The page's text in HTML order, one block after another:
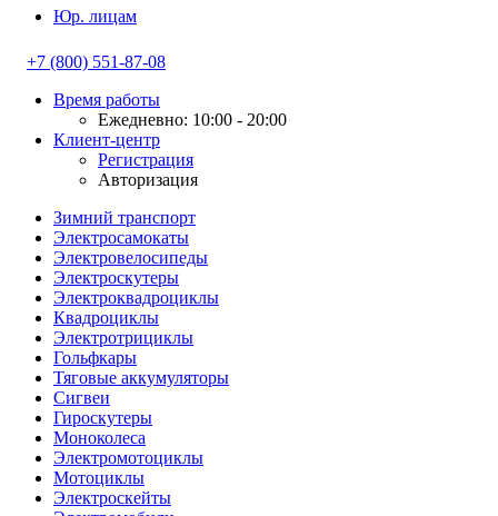
Юр. лицам
+7 (800) 551-87-08
Время работы
Ежедневно: 10:00 - 20:00
Клиент-центр
Регистрация
Авторизация
Зимний транспорт
Электросамокаты
Электровелосипеды
Электроскутеры
Электроквадроциклы
Квадроциклы
Электротрициклы
Гольфкары
Тяговые аккумуляторы
Сигвеи
Гироскутеры
Моноколеса
Электромотоциклы
Мотоциклы
Электроскейты